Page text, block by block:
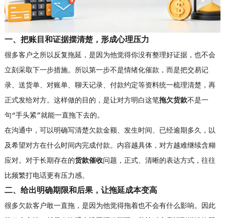
一、把账目和证据摆清楚，形成心理压力
很多客户之所以反复拖延，是因为他觉得你没有整理好证据，也不会
立刻采取下一步措施。所以第一步不是情绪化催款，而是把交易记
录、送货单、对账单、聊天记录、付款约定等资料统一梳理清楚，再
正式发给对方。这样做的目的，是让对方明白这笔拖欠货款不是一
句“手头紧”就能一直拖下去的。
在沟通中，可以明确写清楚欠款金额、发生时间、已经逾期多久，以
及希望对方在什么时间内完成付款。内容越具体，对方越难继续含糊
应对。对于长期存在的货款催收问题，正式、清晰的表达方式，往往
比频繁打电话更有压力感。
二、给出明确期限和后果，让拖延成本变高
很多欠款客户敢一直拖，是因为他觉得拖着也不会有什么影响。因此